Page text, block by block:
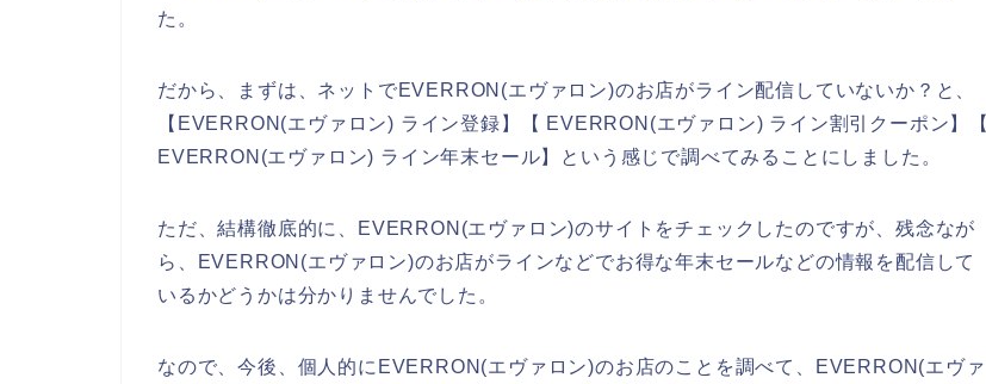
た。
だから、まずは、ネットでEVERRON(エヴァロン)のお店がライン配信していないか？と、
【EVERRON(エヴァロン) ライン登録】【 EVERRON(エヴァロン) ライン割引クーポン】【
EVERRON(エヴァロン) ライン年末セール】という感じで調べてみることにしました。
ただ、結構徹底的に、EVERRON(エヴァロン)のサイトをチェックしたのですが、残念なが
ら、EVERRON(エヴァロン)のお店がラインなどでお得な年末セールなどの情報を配信して
いるかどうかは分かりませんでした。
なので、今後、個人的にEVERRON(エヴァロン)のお店のことを調べて、EVERRON(エヴァ